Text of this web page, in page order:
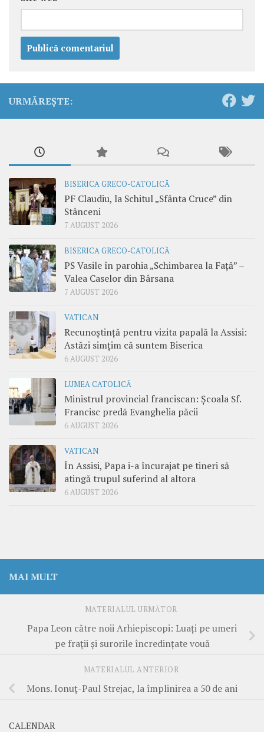
URMĂREȘTE:
BISERICA GRECO-CATOLICĂ
PF Claudiu, la Schitul „Sfânta Cruce” din
Stânceni
7 AUGUST 2026
BISERICA GRECO-CATOLICĂ
PS Vasile în parohia „Schimbarea la Față” –
Valea Caselor din Bârsana
7 AUGUST 2026
VATICAN
Recunoștință pentru vizita papală la Assisi:
Astăzi simțim că suntem Biserica
6 AUGUST 2026
LUMEA CATOLICĂ
Ministrul provincial franciscan: Școala Sf.
Francisc predă Evanghelia păcii
6 AUGUST 2026
VATICAN
În Assisi, Papa i-a încurajat pe tineri să
atingă trupul suferind al altora
6 AUGUST 2026
MAI MULT
MATERIALUL URMĂTOR
Papa Leon către noii Arhiepiscopi: Luați pe umeri
pe frații și surorile încredințate vouă
MATERIALUL ANTERIOR
Mons. Ionuț-Paul Strejac, la împlinirea a 50 de ani
CALENDAR